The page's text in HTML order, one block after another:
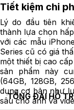
Tiết kiệm chi
Lý do đầu tiên
thành lựa chọn
với các mẫu
Series cũ có giá
một thiết bị cao
sản phẩm này
(64GB, 128GB,
dụng cơ bản như
sâu cho ảnh và
TỔNG ĐÀI HỖ